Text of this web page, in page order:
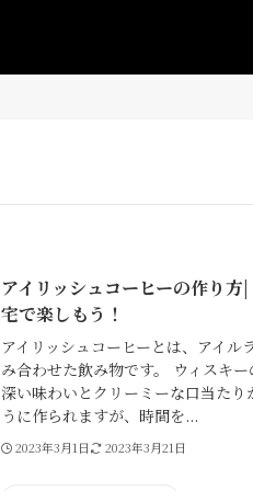
アイリッシュコーヒーの作り
宅で楽しもう！
アイリッシュコーヒーとは、アイ
み合わせた飲み物です。 ウィスキ
深い味わいとクリーミーな口当た
うに作られますが、時間を...
2023年3月1日 2023年3月21日